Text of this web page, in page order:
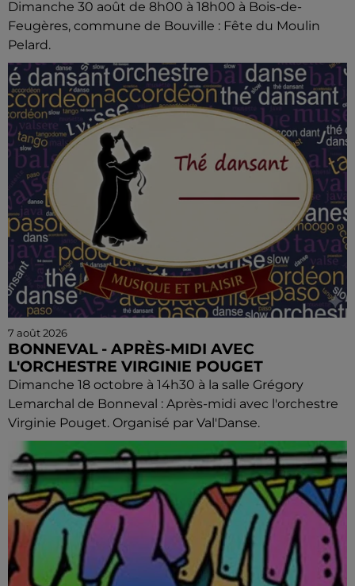
Dimanche 30 août de 8h00 à 18h00 à Bois-de-
Feugères, commune de Bouville : Fête du Moulin
Pelard.
7 août 2026
BONNEVAL - APRÈS-MIDI AVEC
L'ORCHESTRE VIRGINIE POUGET
Dimanche 18 octobre à 14h30 à la salle Grégory
Lemarchal de Bonneval : Après-midi avec l'orchestre
Virginie Pouget. Organisé par Val'Danse.